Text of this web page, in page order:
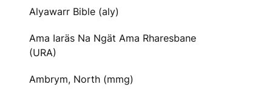
Alyawarr Bible (aly)
Ama Iaräs Na Ngät Ama Rharesbane
(URA)
Ambrym, North (mmg)